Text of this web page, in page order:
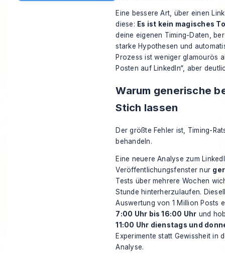
Eine bessere Art, über einen
diese: Es ist kein magisches
deine eigenen Timing-Daten,
starke Hypothesen und
Prozess ist weniger glamourös
Posten auf LinkedIn“, aber
Warum generische
Stich lassen
Der größte Fehler ist, Timing-
behandeln.
Eine neuere Analyse zum
Veröffentlichungsfenster nur
Tests über mehrere Wochen
Stunde hinterherzulaufen.
Auswertung von 1 Million Posts
7:00 Uhr bis 16:00 Uhr und
11:00 Uhr dienstags und
Experimente statt Gewissheit in
Analyse.